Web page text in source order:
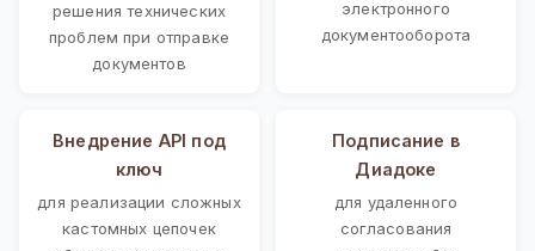
решения технических
проблем при отправке
документов
электронного
документооборота
Внедрение API под
ключ
для реализации сложных
кастомных цепочек
Подписание в
Диадоке
для удаленного
согласования